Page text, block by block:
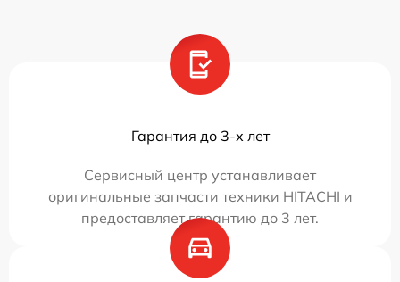
Гарантия до 3-х лет
Сервисный центр устанавливает
оригинальные запчасти техники HITACHI и
предоставляет гарантию до 3 лет.